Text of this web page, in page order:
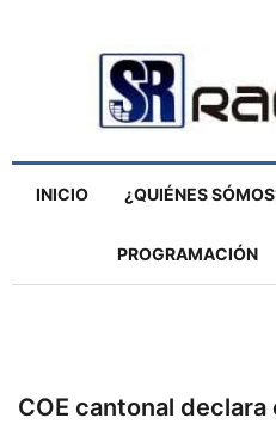
INICIO ¿QUIÉNES
PROGRAMACIÓN
COE cantonal